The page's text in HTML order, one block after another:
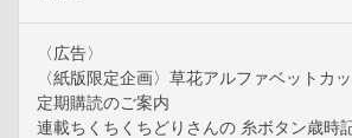
〈広告〉
〈紙版限定企画〉草花アルファベットカ
定期購読のご案内
連載ちくちくちどりさんの 糸ボタン歳時